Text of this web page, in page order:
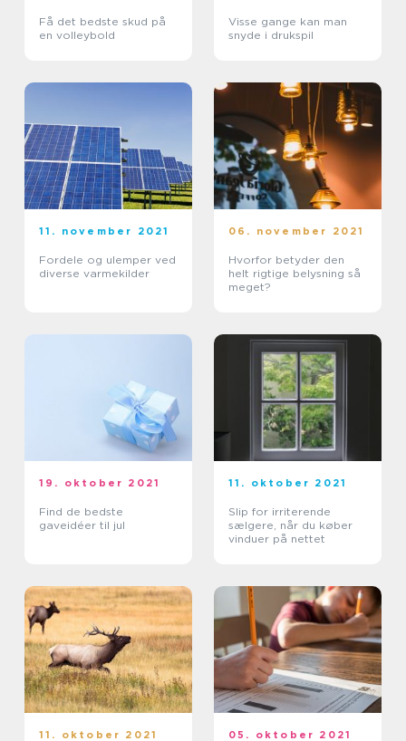
Få det bedste skud på
en volleybold
Visse gange kan man
snyde i drukspil
11. november 2021
Fordele og ulemper ved
diverse varmekilder
06. november 2021
Hvorfor betyder den
helt rigtige belysning så
meget?
19. oktober 2021
Find de bedste
gaveidéer til jul
11. oktober 2021
Slip for irriterende
sælgere, når du køber
vinduer på nettet
11. oktober 2021 05. oktober 2021